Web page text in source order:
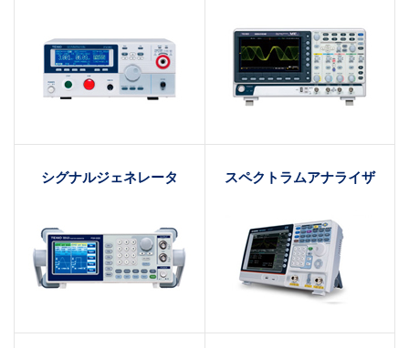
シグナルジェネレータ スペクトラムアナライザ